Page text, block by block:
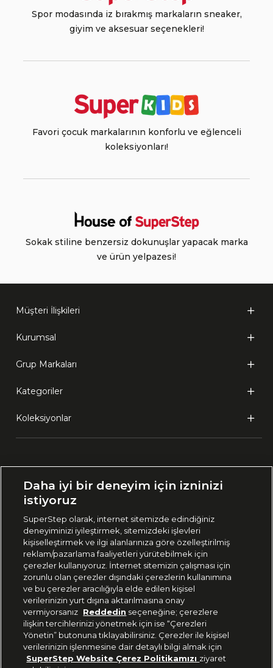
Spor modasında iz bırakmış markaların sneaker,
giyim ve aksesuar seçenekleri!
Favori çocuk markalarının konforlu ve eğlenceli
koleksiyonları!
Sokak stiline benzersiz dokunuşlar yapacak marka
ve ürün yelpazesi!
Müşteri İlişkileri
Kurumsal
Grup Markaları
Kategoriler
Koleksiyonlar
🇹🇷 Türkiye
444 37 36
Uygulamadan Takip Edin
Bizi Takip Edin
Daha iyi bir deneyim için izninizi
istiyoruz
SuperStep olarak, internet sitemizde edindiğiniz
deneyiminizi iyileştirmek, sitemizdeki işlevleri
kişiselleştirmek ve ilgi alanlarınıza göre özelleştirilmiş
reklam/pazarlama faaliyetleri yürütebilmek için
çerezler kullanıyoruz. İnternet sitemizin çalışması için
zorunlu olan çerezler dışındaki çerezlerin kullanımına
ve bu çerezler aracılığıyla elde edilen kişisel
verilerinizin yurt dışına aktarılmasına onay
vermiyorsanız Reddedin seçeneğine; çerezlere
ilişkin tercihlerinizi yönetmek için ise “Çerezleri
Yönetin” butonuna tıklayabilirsiniz. Çerezler ile kişisel
verilerinizin işlenmesine dair detaylı bilgi almak için
SuperStep Website Çerez Politikamızı ziyaret